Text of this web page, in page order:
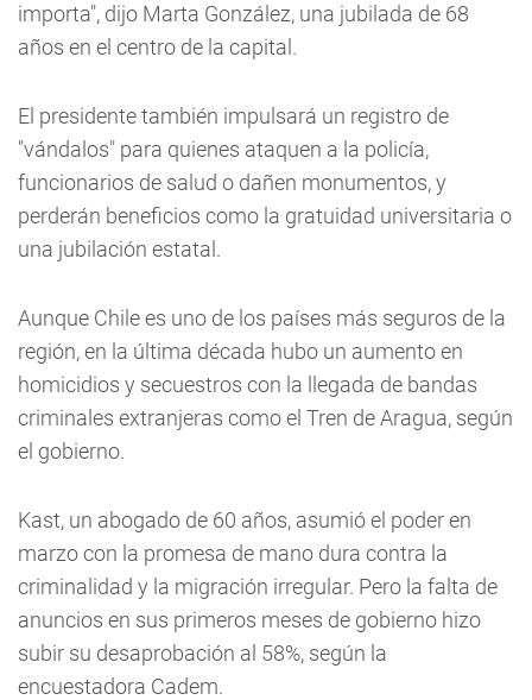
importa", dijo Marta González, una jubilada de 68
años en el centro de la capital.
El presidente también impulsará un registro de
"vándalos" para quienes ataquen a la policía,
funcionarios de salud o dañen monumentos, y
perderán beneficios como la gratuidad universitaria o
una jubilación estatal.
Aunque Chile es uno de los países más seguros de la
región, en la última década hubo un aumento en
homicidios y secuestros con la llegada de bandas
criminales extranjeras como el Tren de Aragua, según
el gobierno.
Kast, un abogado de 60 años, asumió el poder en
marzo con la promesa de mano dura contra la
criminalidad y la migración irregular. Pero la falta de
anuncios en sus primeros meses de gobierno hizo
subir su desaprobación al 58%, según la
encuestadora Cadem.